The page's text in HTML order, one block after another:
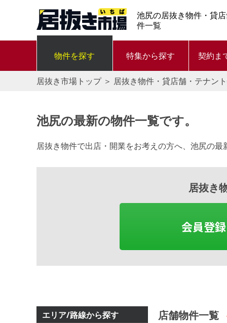
池尻の居抜き物件・貸
件一覧
物件を探す 特集から探す 契約ま
居抜き市場トップ＞ 居抜き物件・貸店舗・テナン
池尻の最新の物件一覧です。
居抜き物件で出店・開業をお考えの方へ、池尻の
居抜き
会員登録
エリア/路線から探す 店舗物件一覧